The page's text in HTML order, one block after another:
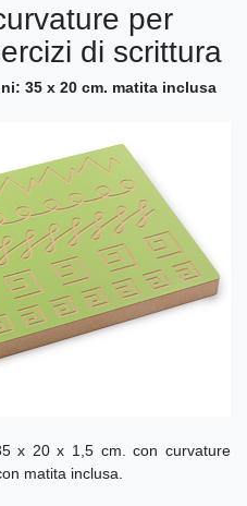
per
di scrittura
35 x 20 cm. matita inclusa
x 20 x 1,5 cm. con curvature
matita inclusa.